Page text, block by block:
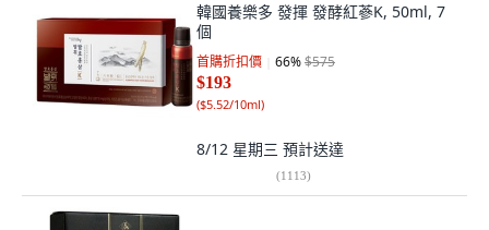
韓國養樂多 發揮 發酵紅蔘K, 50ml, 7
個
首購折扣價 66%$575
$193
($5.52/10ml)
8/12 星期三 預計送達
(1113)